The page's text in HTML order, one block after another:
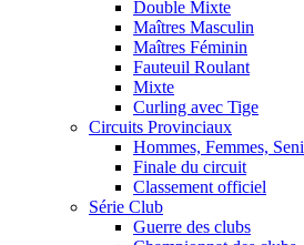
Double Mixte
Maîtres Masculin
Maîtres Féminin
Fauteuil Roulant
Mixte
Curling avec Tige
Circuits Provinciaux
Hommes, Femmes,
Finale du circuit
Classement officiel
Série Club
Guerre des clubs